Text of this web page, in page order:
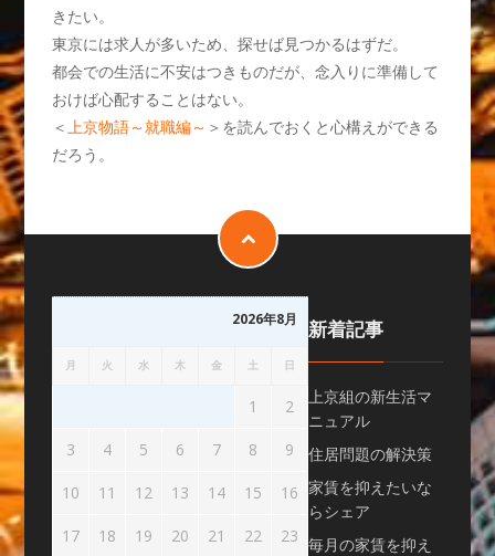
きたい。
東京には求人が多いため、探せば見つかるはずだ。
都会での生活に不安はつきものだが、念入りに準備して
おけば心配することはない。
＜ 上京物語～就職編～ ＞を読んでおくと心構えができる
だろう。
2026年8月
月 火 水 木 金 土 日
1 2
3 4 5 6 7 8 9
10 11 12 13 14 15 16
17 18 19 20 21 22 23
新着記事
上京組の新生活マ
ニュアル
住居問題の解決策
家賃を抑えたいな
らシェア
毎月の家賃を抑え